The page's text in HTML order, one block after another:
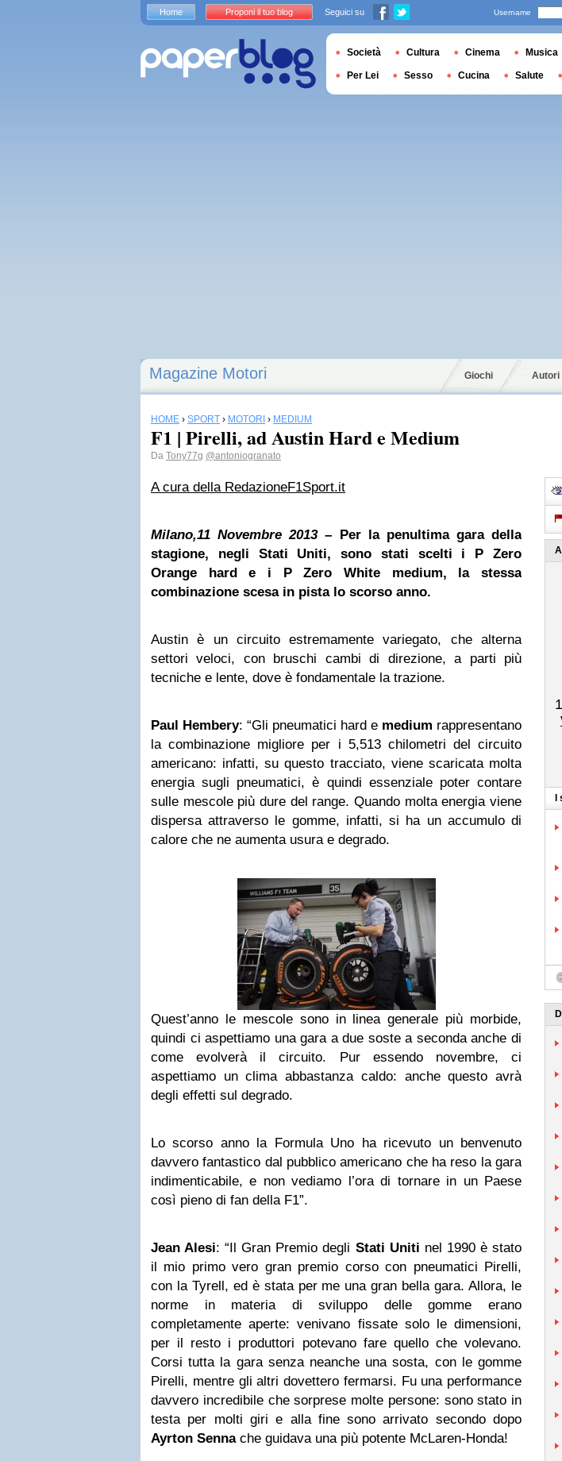
Magazine Motori Giochi Autori
HOME › SPORT › MOTORI › MEDIUM
F1 | Pirelli, ad Austin Hard e Medium
Da Tony77g @antoniogranato
A cura della RedazioneF1Sport.it
Milano,11 Novembre 2013– Per la penultima gara della
stagione, negli Stati Uniti, sono stati scelti i P Zero
Orange hard e i P Zero White medium, la stessa
combinazione scesa in pista lo scorso anno.
Austin è un circuito estremamente variegato, che alterna
settori veloci, con bruschi cambi di direzione, a parti più
tecniche e lente, dove è fondamentale la trazione.
Paul Hembery: “Gli pneumatici hard e medium rappresentano
la combinazione migliore per i 5,513 chilometri del circuito
americano: infatti, su questo tracciato, viene scaricata molta
energia sugli pneumatici, è quindi essenziale poter contare
sulle mescole più dure del range. Quando molta energia viene
dispersa attraverso le gomme, infatti, si ha un accumulo di
calore che ne aumenta usura e degrado.
Quest’anno le mescole sono in linea generale più morbide,
quindi ci aspettiamo una gara a due soste a seconda anche di
come evolverà il circuito. Pur essendo novembre, ci
aspettiamo un clima abbastanza caldo: anche questo avrà
degli effetti sul degrado.
Lo scorso anno la Formula Uno ha ricevuto un benvenuto
davvero fantastico dal pubblico americano che ha reso la gara
indimenticabile, e non vediamo l’ora di tornare in un Paese
così pieno di fan della F1”.
Jean Alesi: “Il Gran Premio degli Stati Uniti nel 1990 è stato
il mio primo vero gran premio corso con pneumatici Pirelli,
con la Tyrell, ed è stata per me una gran bella gara. Allora, le
norme in materia di sviluppo delle gomme erano
completamente aperte: venivano fissate solo le dimensioni,
per il resto i produttori potevano fare quello che volevano.
Corsi tutta la gara senza neanche una sosta, con le gomme
Pirelli, mentre gli altri dovettero fermarsi. Fu una performance
davvero incredibile che sorprese molte persone: sono stato in
testa per molti giri e alla fine sono arrivato secondo dopo
Ayrton Sennache guidava una più potente McLaren-Honda!
Home Proponi il tuo blog Seguici su Username
Società Cultura Cinema Musica
Per Lei Sesso Cucina Salute